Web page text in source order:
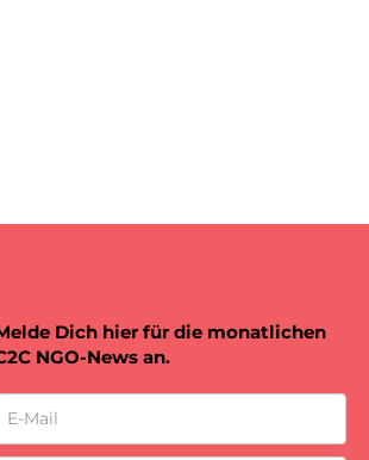
Dich hier für die monatlichen
NGO-News an.